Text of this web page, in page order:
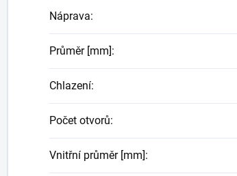
Náprava:
Průměr [mm]:
Chlazení:
Počet otvorů:
Vnitřní průměr [mm]: